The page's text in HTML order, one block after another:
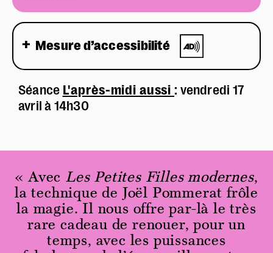
Mesure d’accessibilité
Séance L'après-midi aussi : vendredi 17
avril à 14h30
« Avec Les Petites Filles modernes,
la technique de Joël Pommerat frôle
la magie. Il nous offre par-là le très
rare cadeau de renouer, pour un
temps, avec les puissances